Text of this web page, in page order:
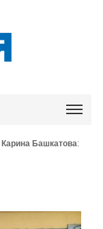
Карина Башкатова: